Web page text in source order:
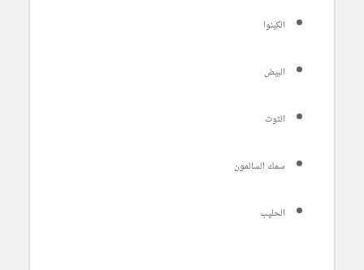
الكينوا
البيض
التوت
سمك السالمون
الحليب